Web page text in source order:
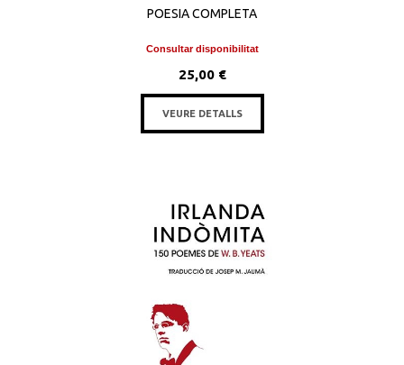
POESIA COMPLETA
Consultar disponibilitat
25,00 €
VEURE DETALLS